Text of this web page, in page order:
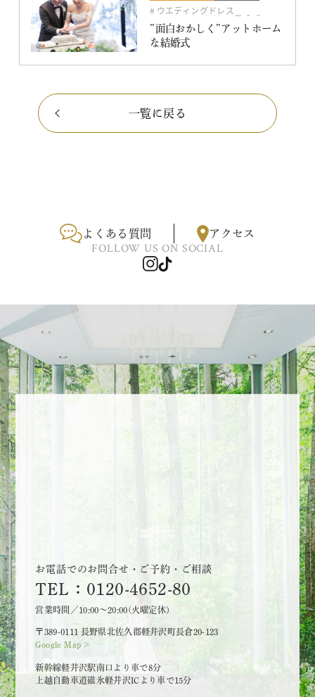
ドレス
ウエディングドレス
ファーストバイト 教会式
アットホーム ソファスタイル
ビュッフェスタイル
”面白おかしく”アットホーム
な結婚式
一覧に戻る
よくある質問 アクセス
FOLLOW US ON SOCIAL
お電話でのお問合せ・ご予約・ご相談
TEL：0120-4652-80
営業時間／10:00～20:00(火曜定休)
〒389-0111 長野県北佐久郡軽井沢町長倉20-123
Google Map >
新幹線軽井沢駅南口より車で8分
上越自動車道碓氷軽井沢ICより車で15分